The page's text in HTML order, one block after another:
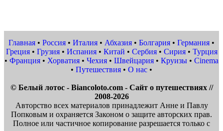
Главная • Россия • Италия • Абхазия • Болгария • Германия •
Греция• Грузия• Испания• Китай • Сербия• Сирия• Турция
• Франция • Хорватия • Чехия • Швейцария • Круизы • Cinema
• Путешествия • О нас •
© Белый лотос - Biancoloto.com - Сайт о путешествиях //
2008-2026
Авторство всех материалов принадлежит Анне и Павлу
Попковым и охраняется Законом о защите авторских прав.
Полное или частичное копирование разрешается только с